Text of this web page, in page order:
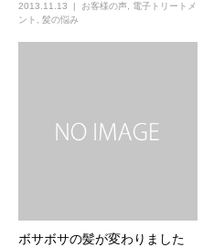
2013.11.13 お客様の声
電子トリートメ
ント
髪の悩み
ボサボサの髪が変わりました